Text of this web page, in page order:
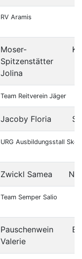
RV Aramis
Moser-
Spitzenstätter
Jolina
K
Team Reitverein Jäger
Jacoby Floria S
URG Ausbildungsstall
Zwickl Samea NÖ
Team Semper Salio
Pauschenwein
Valerie
B